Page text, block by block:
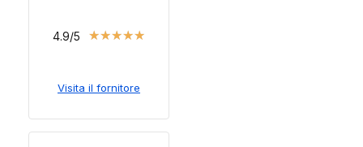
4.9/5 ★★★★★
Visita il fornitore